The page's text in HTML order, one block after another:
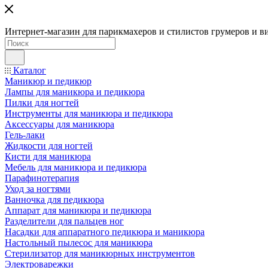
Интернет-магазин для парикмахеров и стилистов грумеров и
Каталог
Маникюр и педикюр
Лампы для маникюра и педикюра
Пилки для ногтей
Инструменты для маникюра и педикюра
Аксессуары для маникюра
Гель-лаки
Жидкости для ногтей
Кисти для маникюра
Мебель для маникюра и педикюра
Парафинотерапия
Уход за ногтями
Ванночка для педикюра
Аппарат для маникюра и педикюра
Разделители для пальцев ног
Насадки для аппаратного педикюра и маникюра
Настольный пылесос для маникюра
Стерилизатор для маникюрных инструментов
Электроварежки